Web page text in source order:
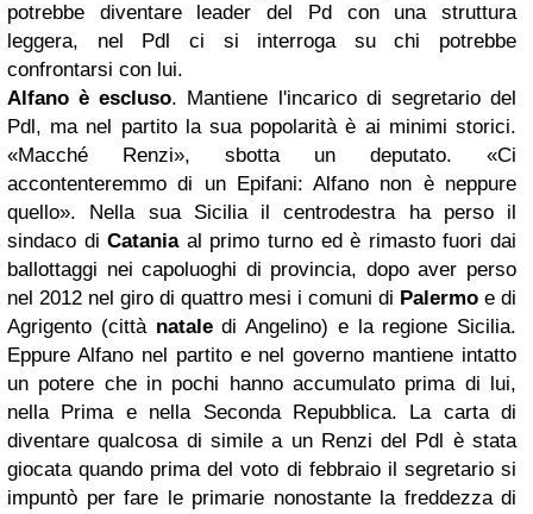
potrebbe diventare leader del Pd con una struttura
leggera, nel Pdl ci si interroga su chi potrebbe
confrontarsi con lui.
Alfano è escluso. Mantiene l'incarico di segretario del
Pdl, ma nel partito la sua popolarità è ai minimi storici.
«Macché Renzi», sbotta un deputato. «Ci
accontenteremmo di un Epifani: Alfano non è neppure
quello». Nella sua Sicilia il centrodestra ha perso il
sindaco diCataniaal primo turno ed è rimasto fuori dai
ballottaggi nei capoluoghi di provincia, dopo aver perso
nel 2012 nel giro di quattro mesi i comuni di Palermo e di
Agrigento (città nataledi Angelino) e la regione Sicilia.
Eppure Alfano nel partito e nel governo mantiene intatto
un potere che in pochi hanno accumulato prima di lui,
nella Prima e nella Seconda Repubblica. La carta di
diventare qualcosa di simile a un Renzi del Pdl è stata
giocata quando prima del voto di febbraio il segretario si
impuntò per fare le primarie nonostante la freddezza di